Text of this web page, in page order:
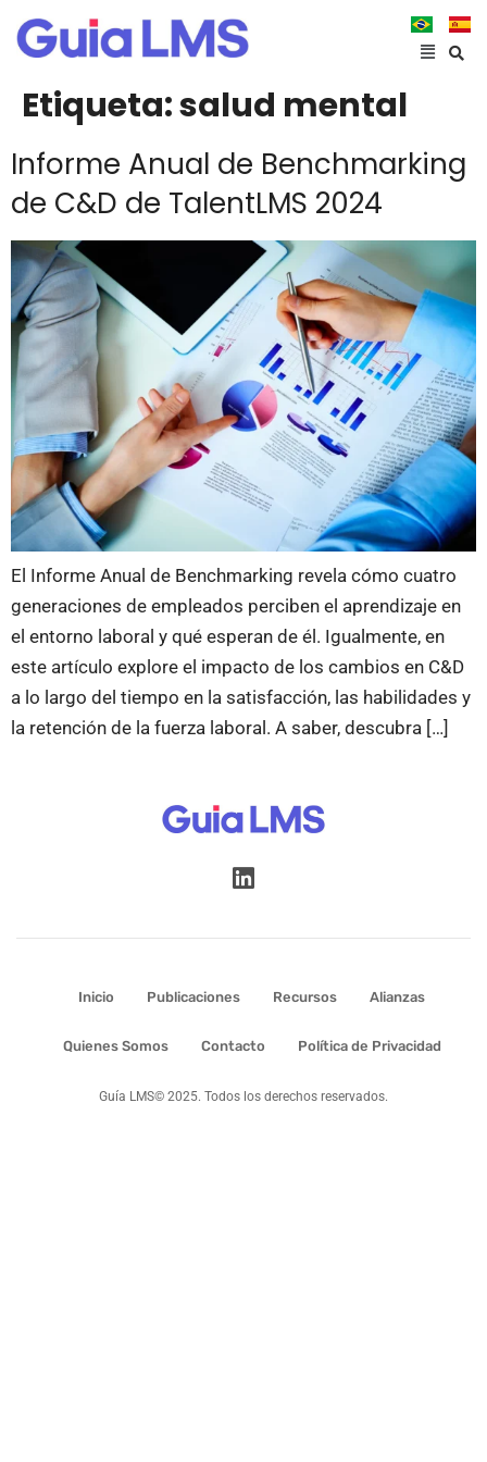
Etiqueta:salud mental
Informe Anual de Benchmarking
de C&D de TalentLMS 2024
El Informe Anual de Benchmarking revela cómo cuatro
generaciones de empleados perciben el aprendizaje en
el entorno laboral y qué esperan de él. Igualmente, en
este artículo explore el impacto de los cambios en C&D
a lo largo del tiempo en la satisfacción, las habilidades y
la retención de la fuerza laboral. A saber, descubra […]
Inicio Publicaciones Recursos Alianzas
Quienes Somos Contacto Política de Privacidad
Guía LMS© 2025. Todos los derechos reservados.